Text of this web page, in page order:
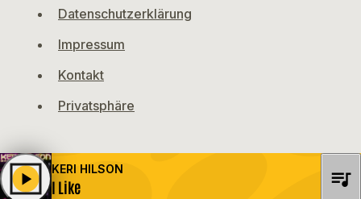
Datenschutzerklärung
Impressum
Kontakt
Privatsphäre
KERI HILSON
I Like
play_arrow queue_music